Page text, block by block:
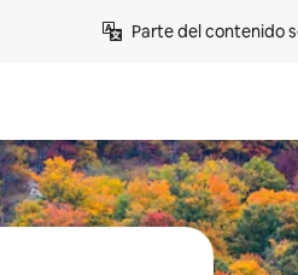
Parte del contenido